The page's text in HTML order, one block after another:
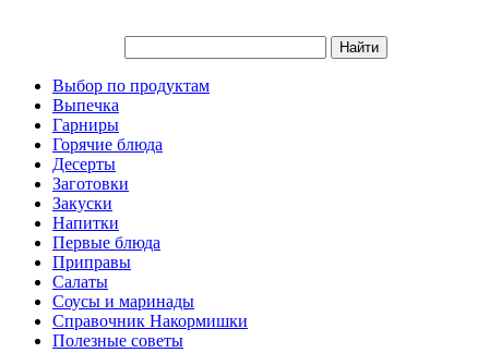
Выбор по продуктам
Выпечка
Гарниры
Горячие блюда
Десерты
Заготовки
Закуски
Напитки
Первые блюда
Приправы
Салаты
Соусы и маринады
Справочник Накормишки
Полезные советы